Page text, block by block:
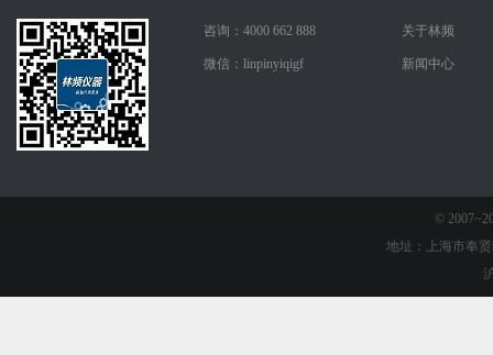
咨询：4000 662 888
微信：linpinyiqigf
关于林频
新闻中心
©
地址：上海市奉